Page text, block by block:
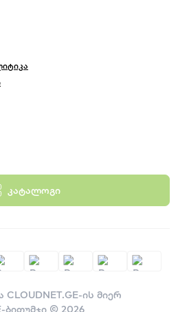
კატალოგი
CLOUDNET.GE-ის მიერ